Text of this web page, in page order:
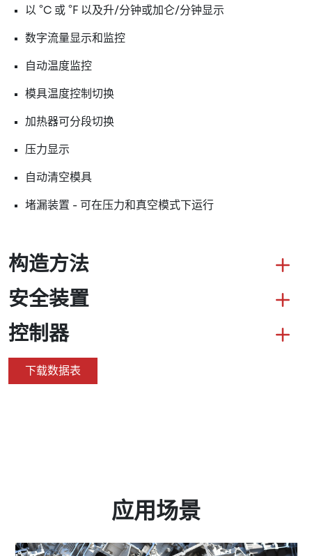
以 °C 或 °F 以及升/分钟或加仑/分钟显示
数字流量显示和监控
自动温度监控
模具温度控制切换
加热器可分段切换
压力显示
自动清空模具
堵漏装置 - 可在压力和真空模式下运行
构造方法
安全装置
控制器
下载数据表
应用场景